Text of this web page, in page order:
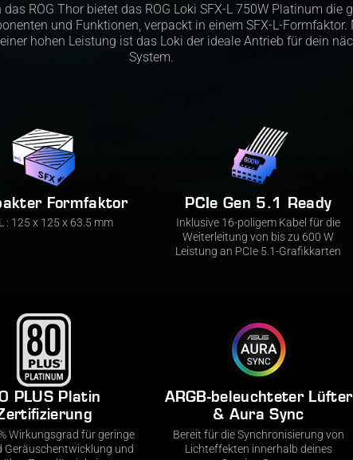
ROG Thor bietet das ROG Loki SFX-L 750W Platinum die
und Funktionen, verpackt in einem SFX-L-Formfaktor.
hohen Leistung ist das Loki der ideale Antrieb für dein
System.
Formfaktor
: 125 x 125 x 63.5 mm
PCIe Gen 5.1 Ready
Inklusive 16-poligem Kabel für die
Weiterleitung von bis zu 600 W
Leistung an PCIe 5.1-Grafikkarten
PLUS Platin
Wirkungsgrad für geringe
Geräuschentwicklung und
ARGB-beleuchteter Lüfter
& Aura Sync
Bereit für die Synchronisierung von
Lichteffekten innerhalb deines